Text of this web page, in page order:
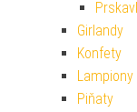
Girlandy
Konfety
Lampiony
Piňaty